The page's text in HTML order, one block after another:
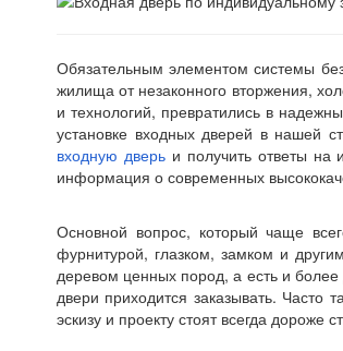
Обязательным элементом системы
жилища от незаконного вторжения,
и технологий, превратились в
установке входных дверей в нашей
входную дверьи получить ответы на
информация о современных
Основной вопрос, который чаще
фурнитурой, глазком, замком и
деревом ценных пород, а есть и
двери приходится заказывать.
эскизу и проекту стоят всегда дороже